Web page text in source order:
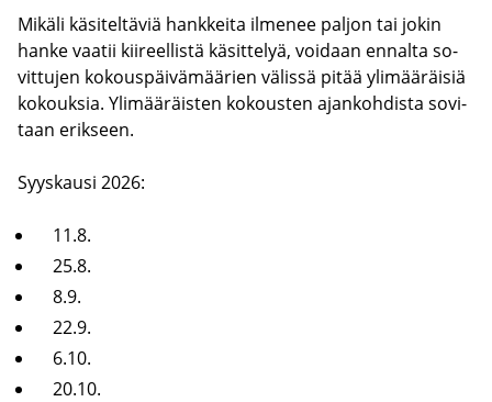
Mi­kä­li kä­si­tel­tä­viä hank­kei­ta il­me­nee pal­jon tai jokin
hanke vaa­tii kii­reel­lis­tä kä­sit­te­lyä, voi­daan en­nal­ta so­
vit­tu­jen ko­kous­päi­vä­mää­rien vä­lis­sä pitää yli­mää­räi­siä
ko­kouk­sia. Yli­mää­räis­ten ko­kous­ten ajan­koh­dis­ta so­vi­
taan erik­seen.
Syys­kausi 2026:
11.8.
25.8.
8.9.
22.9.
6.10.
20.10.